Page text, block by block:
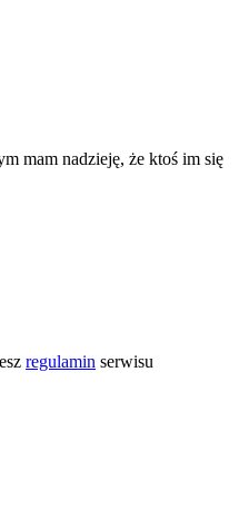
mam nadzieję, że ktoś im się
regulamin serwisu